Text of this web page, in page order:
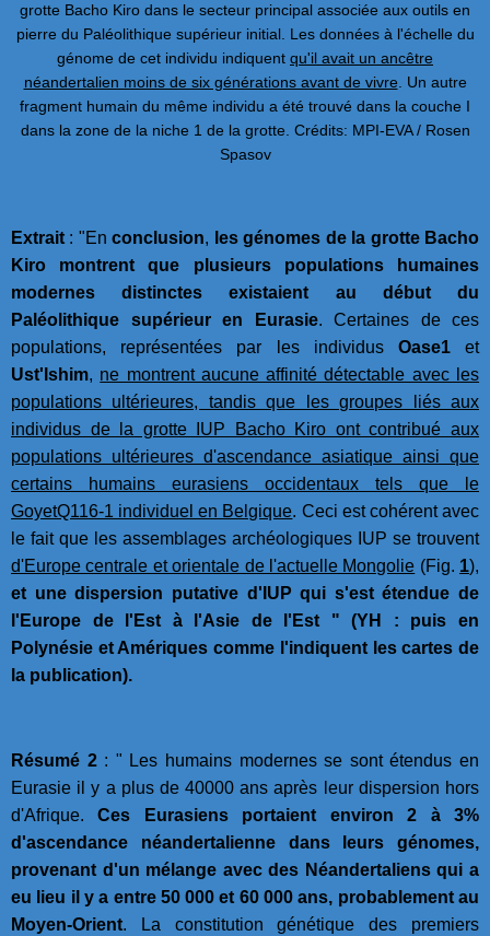
grotte Bacho Kiro dans le secteur principal associée aux outils en
pierre du Paléolithique supérieur initial. Les données à l'échelle du
génome de cet individu indiquent qu'il avait un ancêtre
néandertalien moins de six générations avant de vivre. Un autre
fragment humain du même individu a été trouvé dans la couche I
dans la zone de la niche 1 de la grotte. Crédits: MPI-EVA / Rosen
Spasov
Extrait : "Enconclusion, les génomes de la grotte Bacho
Kiro montrent que plusieurs populations humaines
modernes distinctes existaient au début du
Paléolithique supérieur en Eurasie. Certaines de ces
populations, représentées par les individus Oase1et
Ust'Ishim, ne montrent aucune affinité détectable avec les
populations ultérieures, tandis que les groupes liés aux
individus de la grotte IUP Bacho Kiro ont contribué aux
populations ultérieures d'ascendance asiatique ainsi que
certains humains eurasiens occidentaux tels que le
GoyetQ116-1 individuel en Belgique. Ceci est cohérent avec
le fait que les assemblages archéologiques IUP se trouvent
d'Europe centrale et orientale de l'actuelle Mongolie (Fig. 1),
et une dispersion putative d'IUP qui s'est étendue de
l'Europe de l'Est à l'Asie de l'Est " (YH : puis en
Polynésie et Amériques comme l'indiquent les cartes de
la publication).
Résumé 2: " Les humains modernes se sont étendus en
Eurasie il y a plus de 40000 ans après leur dispersion hors
d'Afrique.Ces Eurasiens portaient environ 2 à 3%
d'ascendance néandertalienne dans leurs génomes,
provenant d'un mélange avec des Néandertaliens qui a
eu lieu il y a entre 50 000 et 60 000 ans, probablement au
Moyen-Orient. La constitution génétique des premiers